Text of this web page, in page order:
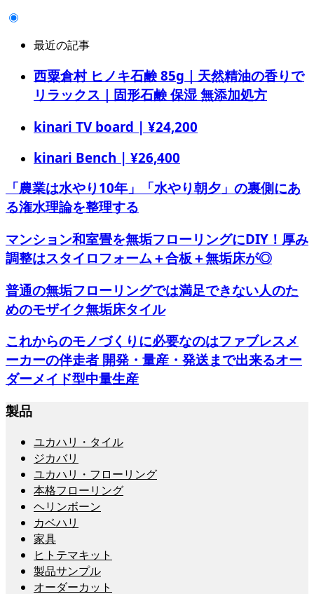
最近の記事
西粟倉村 ヒノキ石鹸 85g｜天然精油の香りで
リラックス｜固形石鹸 保湿 無添加処方
kinari TV board | ¥24,200
kinari Bench | ¥26,400
「農業は水やり10年」「水やり朝夕」の裏側にあ
る潅水理論を整理する
マンション和室畳を無垢フローリングにDIY！厚み
調整はスタイロフォーム＋合板＋無垢床が◎
普通の無垢フローリングでは満足できない人のた
めのモザイク無垢床タイル
これからのモノづくりに必要なのはファブレスメ
ーカーの伴走者 開発・量産・発送まで出来るオー
ダーメイド型中量生産
製品
ユカハリ・タイル
ジカバリ
ユカハリ・フローリング
本格フローリング
ヘリンボーン
カベハリ
家具
ヒトテマキット
製品サンプル
オーダーカット